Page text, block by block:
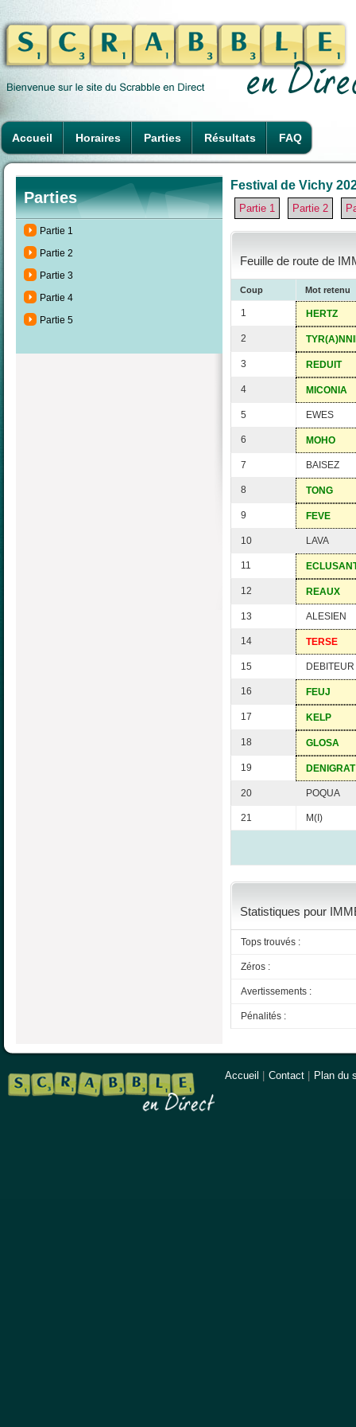
Accueil Horaires Parties Résultats FAQ
Parties
Partie 1
Partie 2
Partie 3
Partie 4
Partie 5
Festival de Vichy
Partie 1 Partie 2
Feuille de route de
Coup Mot retenu
1 HERTZ
2
3 REDUIT
4 MICONIA
5 EWES
6 MOHO
7 BAISEZ
8 TONG
9 FEVE
10 LAVA
11
12 REAUX
13 ALESIEN
14 TERSE
15 DEBITEUR
16 FEUJ
17 KELP
18 GLOSA
19 DENIGRAT
20 POQUA
21 M(I)
Statistiques pour
Tops trouvés :
Zéros :
Avertissements :
Pénalités :
Accueil Contact Plan du